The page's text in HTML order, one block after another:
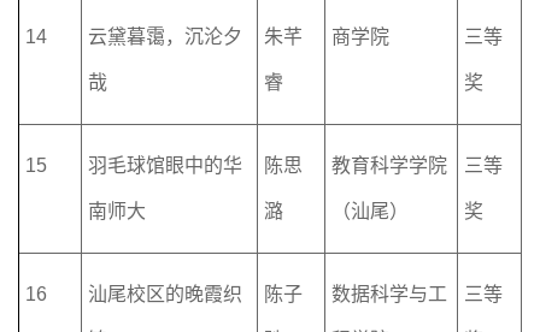
14 云黛暮霭，沉沦夕
哉
朱芊
睿
商学院 三等
奖
15 羽毛球馆眼中的华
南师大
陈思
潞
教育科学学院
（汕尾）
三等
奖
16 汕尾校区的晚霞织 陈子 数据科学与工 三等